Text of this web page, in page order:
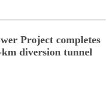
Project completes
diversion tunnel